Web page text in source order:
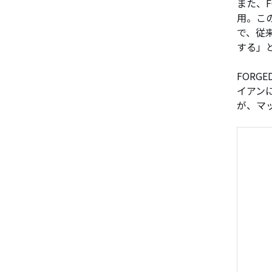
また、
用。こ
で、従
する」
イアン
が、マ